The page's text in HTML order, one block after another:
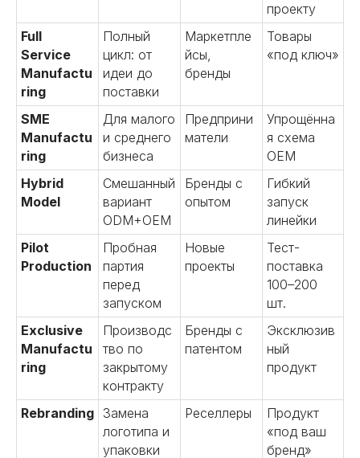
проекту
Full
Service
Manufactu
ring
Полный
цикл: от
идеи до
поставки
Маркетпле
йсы,
бренды
Товары
«под ключ»
SME
Manufactu
ring
Для малого
и среднего
бизнеса
Предприни
матели
Упрощённа
я схема
OEM
Hybrid
Model
Смешанный
вариант
ODM+OEM
Бренды с
опытом
Гибкий
запуск
линейки
Pilot
Production
Пробная
партия
перед
запуском
Новые
проекты
Тест-
поставка
100–200
шт.
Exclusive
Manufactu
ring
Производс
тво по
закрытому
контракту
Бренды с
патентом
Эксклюзив
ный
продукт
Rebranding Замена
логотипа и
упаковки
Реселлеры
Продукт
«под ваш
бренд»